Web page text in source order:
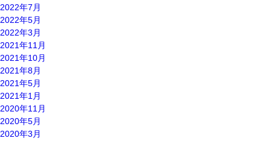
2022年7月
2022年5月
2022年3月
2021年11月
2021年10月
2021年8月
2021年5月
2021年1月
2020年11月
2020年5月
2020年3月